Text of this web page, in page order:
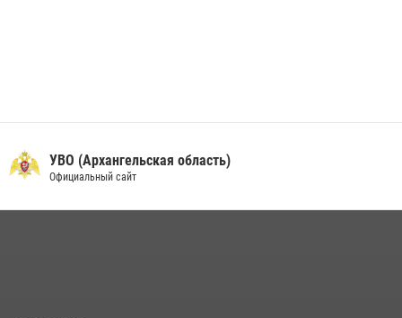
УВО (Архангельская область)
Официальный сайт